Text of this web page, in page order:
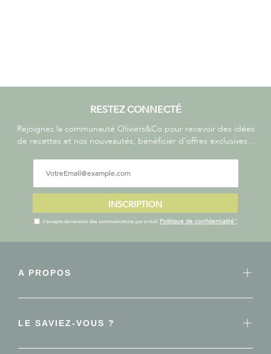
RESTEZ CONNECTÉ
Rejoignez la communauté Oliviers&Co pour recevoir des idées
de recettes et nos nouveautés, bénéficier d'offres exclusives...
INSCRIPTION
J'accepte de recevoir des communications par e-mail. Politique de confidentialité"
A PROPOS
LE SAVIEZ-VOUS ?